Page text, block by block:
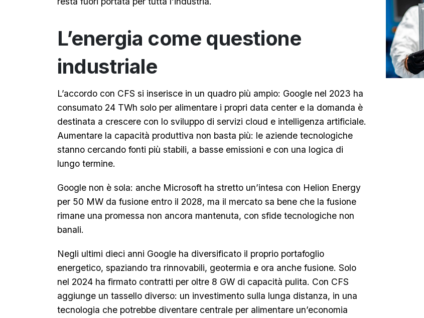
L’energia come questione
industriale
L’accordo con CFS si inserisce in un quadro più ampio: Google nel 2023 ha
consumato 24 TWh solo per alimentare i propri data center e la domanda è
destinata a crescere con lo sviluppo di servizi cloud e intelligenza artificiale.
Aumentare la capacità produttiva non basta più: le aziende tecnologiche
stanno cercando fonti più stabili, a basse emissioni e con una logica di
lungo termine.
Google non è sola: anche Microsoft ha stretto un’intesa con Helion Energy
per 50 MW da fusione entro il 2028, ma il mercato sa bene che la fusione
rimane una promessa non ancora mantenuta, con sfide tecnologiche non
banali.
Negli ultimi dieci anni Google ha diversificato il proprio portafoglio
energetico, spaziando tra rinnovabili, geotermia e ora anche fusione. Solo
nel 2024 ha firmato contratti per oltre 8 GW di capacità pulita. Con CFS
aggiunge un tassello diverso: un investimento sulla lunga distanza, in una
tecnologia che potrebbe diventare centrale per alimentare un’economia